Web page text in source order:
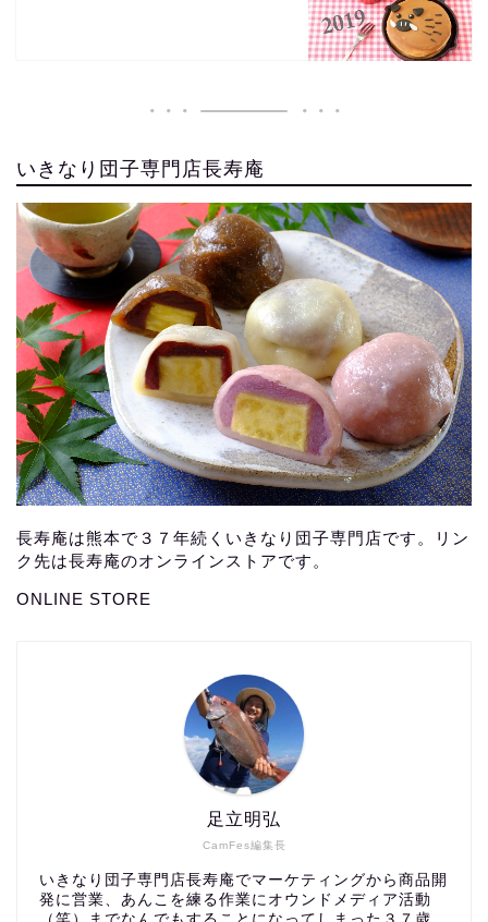
いきなり団子専門店長寿庵
長寿庵は熊本で３７年続くいきなり団子専門店です。リン
ク先は長寿庵のオンラインストアです。
ONLINE STORE
CamFes編集長
足立明弘
いきなり団子専門店長寿庵でマーケティングから商品開
発に営業、あんこを練る作業にオウンドメディア活動